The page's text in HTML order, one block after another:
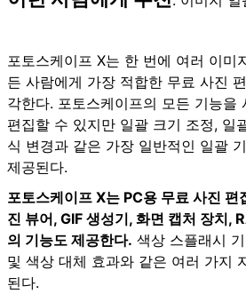
포토스케이프 X는 한 번에 여러 이미
든 사람에게 가장 적합한 무료 사진
각한다. 포토스케이프의 모든 기능을
편집할 수 있지만 일괄 크기 조정, 일
식 변경과 같은 가장 일반적인 일괄
제공된다.
포토스케이프 X는 PC용 무료 사진 편
진 뷰어, GIF 생성기, 화면 캡처 장치,
의 기능도 제공한다. 색상 스플래시
및 색상 대체 효과와 같은 여러 가지
된다.